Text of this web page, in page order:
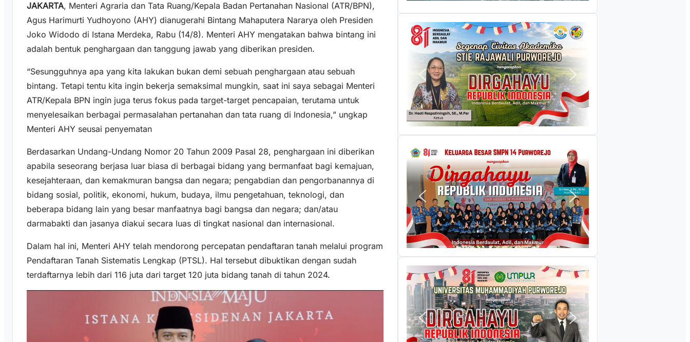
JAKARTA, Menteri Agraria dan Tata Ruang/Kepala Badan Pertanahan Nasional (ATR/BPN),
Agus Harimurti Yudhoyono (AHY) dianugerahi Bintang Mahaputera Nararya oleh Presiden
Joko Widodo di Istana Merdeka, Rabu (14/8). Menteri AHY mengatakan bahwa bintang ini
adalah bentuk penghargaan dan tanggung jawab yang diberikan presiden.
“Sesungguhnya apa yang kita lakukan bukan demi sebuah penghargaan atau sebuah
bintang. Tetapi tentu kita ingin bekerja semaksimal mungkin, saat ini saya sebagai Menteri
ATR/Kepala BPN ingin juga terus fokus pada target-target pencapaian, terutama untuk
menyelesaikan berbagai permasalahan pertanahan dan tata ruang di Indonesia,” ungkap
Menteri AHY seusai penyematan
Berdasarkan Undang-Undang Nomor 20 Tahun 2009 Pasal 28, penghargaan ini diberikan
apabila seseorang berjasa luar biasa di berbagai bidang yang bermanfaat bagi kemajuan,
kesejahteraan, dan kemakmuran bangsa dan negara; pengabdian dan pengorbanannya di
bidang sosial, politik, ekonomi, hukum, budaya, ilmu pengetahuan, teknologi, dan
beberapa bidang lain yang besar manfaatnya bagi bangsa dan negara; dan/atau
darmabakti dan jasanya diakui secara luas di tingkat nasional dan internasional.
Dalam hal ini, Menteri AHY telah mendorong percepatan pendaftaran tanah melalui program
Pendaftaran Tanah Sistematis Lengkap (PTSL). Hal tersebut dibuktikan dengan sudah
terdaftarnya lebih dari 116 juta dari target 120 juta bidang tanah di tahun 2024.